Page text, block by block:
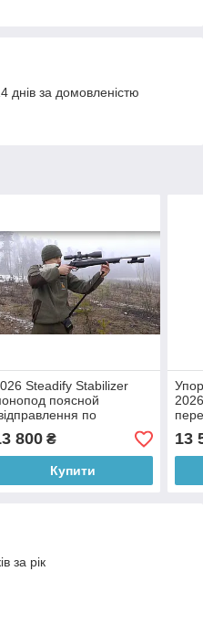
днів за домовленістю
Steadify Stabilizer
поясной
по
800₴
Купити
13
за рік